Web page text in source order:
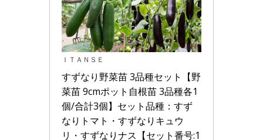
ＩＴＡＮＳＥ
すずなり野菜苗 3品種セット【野
菜苗 9cmポット自根苗 3品種各1
個/合計3個】セット品種：すず
なりトマト・すずなりキュウ
リ・すずなりナス【セット番号:1